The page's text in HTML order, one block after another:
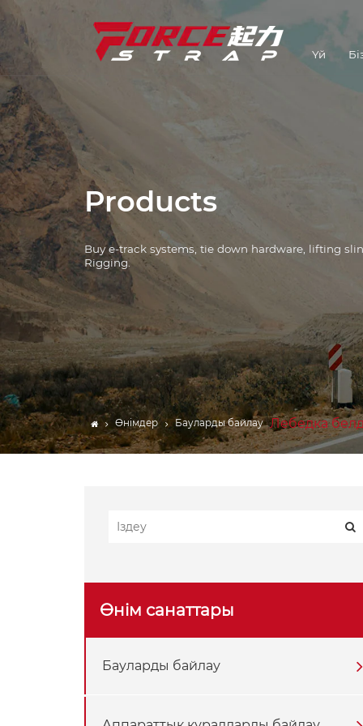
Үй
Аппараттық құралдарды
L Track Systems
Тізбек және
Көтергіштер
ЖҮК БАРЛАР
Веблинг
Көтергіш механизмнің
құрамдас бөліктері
Products
Buy e-track systems, tie down hardware, lifting
Rigging.
Өнімдер Бауларды байлау Лебедка
Өнім санаттары
Бауларды байлау